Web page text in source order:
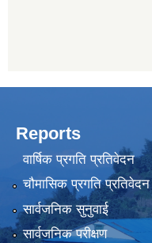
Reports
वार्षिक प्रगति प्रतिवेदन
चौमासिक प्रगति प्रतिवेदन
सार्वजनिक सुनुवाई
सार्वजनिक परीक्षण